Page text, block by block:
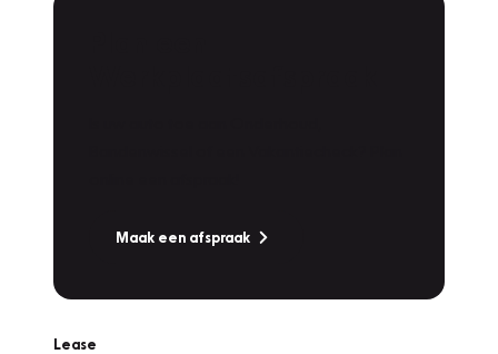
Maak een afspraak
Lease